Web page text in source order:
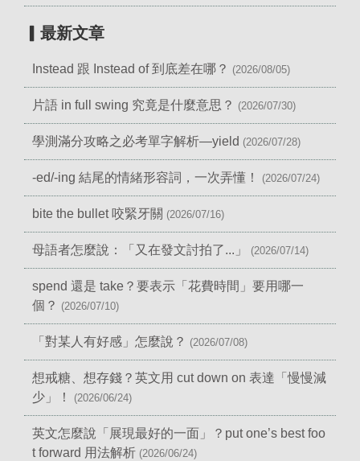
▎最新文章
Instead 跟 Instead of 到底差在哪？ (2026/08/05)
片語 in full swing 究竟是什麼意思？ (2026/07/30)
學測滿分攻略之必考單字解析—yield (2026/07/28)
-ed/-ing 結尾的情緒形容詞，一次弄懂！ (2026/07/24)
bite the bullet 咬緊牙關 (2026/07/16)
母語者怎麼說：「又在發文討拍了...」 (2026/07/14)
spend 還是 take？要表示「花費時間」要用哪一
個？ (2026/07/10)
「對某人有好感」怎麼說？ (2026/07/08)
想戒糖、想存錢？英文用 cut down on 表達「慢慢減
少」！
(2026/06/24)
英文怎麼說「展現最好的一面」？put one’s best foo
t forward 用法解析 (2026/06/24)